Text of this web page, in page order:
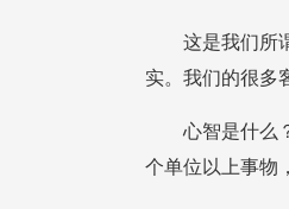
实。我们的很多
个单位以上事物